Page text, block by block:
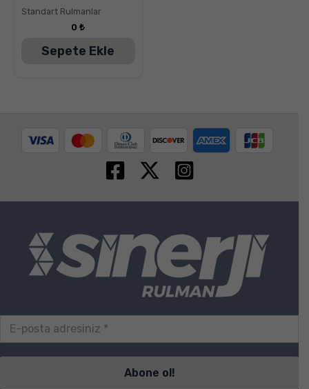
oy aldı
Standart Rulmanlar
0₺
Sepete Ekle